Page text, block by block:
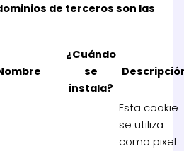
de terceros son las
¿Cuándo
se
instala?
Esta cookie
se utiliza
como pixel